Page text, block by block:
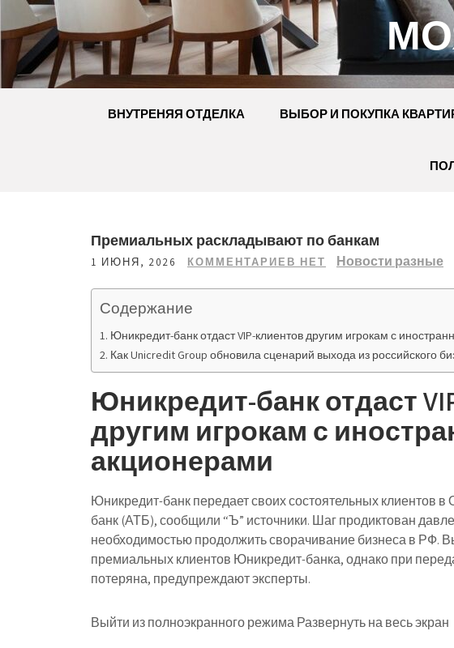
Перейти
к
содержимому
ВНУТРЕНЯЯ ОТДЕЛКА ВЫБОР И ПОКУПКА
Премиальных раскладывают по банкам
1 ИЮНЯ, 2026 КОММЕНТАРИЕВ НЕТ Новости разные
Содержание
Юникредит-банк отдаст VIP-клиентов другим игрокам с
Как Unicredit Group обновила сценарий выхода из российского
Юникредит-банк отдаст
другим игрокам с
акционерами
Юникредит-банк передает своих состоятельных клиентов
банк (АТБ), сообщили “Ъ” источники. Шаг продиктован
необходимостью продолжить сворачивание бизнеса в РФ.
премиальных клиентов Юникредит-банка, однако при
потеряна, предупреждают эксперты.
Выйти из полноэкранного режима Развернуть на весь экран